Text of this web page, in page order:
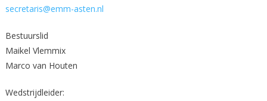
secretaris@emm-asten.nl
Bestuurslid
Maikel Vlemmix
Marco van Houten
Wedstrijdleider: